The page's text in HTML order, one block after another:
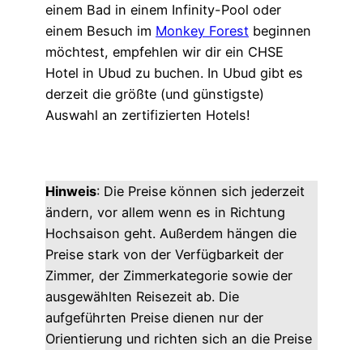
einem Bad in einem Infinity-Pool oder
einem Besuch im Monkey Forest beginnen
möchtest, empfehlen wir dir ein CHSE
Hotel in Ubud zu buchen. In Ubud gibt es
derzeit die größte (und günstigste)
Auswahl an zertifizierten Hotels!
Hinweis: Die Preise können sich jederzeit
ändern, vor allem wenn es in Richtung
Hochsaison geht. Außerdem hängen die
Preise stark von der Verfügbarkeit der
Zimmer, der Zimmerkategorie sowie der
ausgewählten Reisezeit ab. Die
aufgeführten Preise dienen nur der
Orientierung und richten sich an die Preise